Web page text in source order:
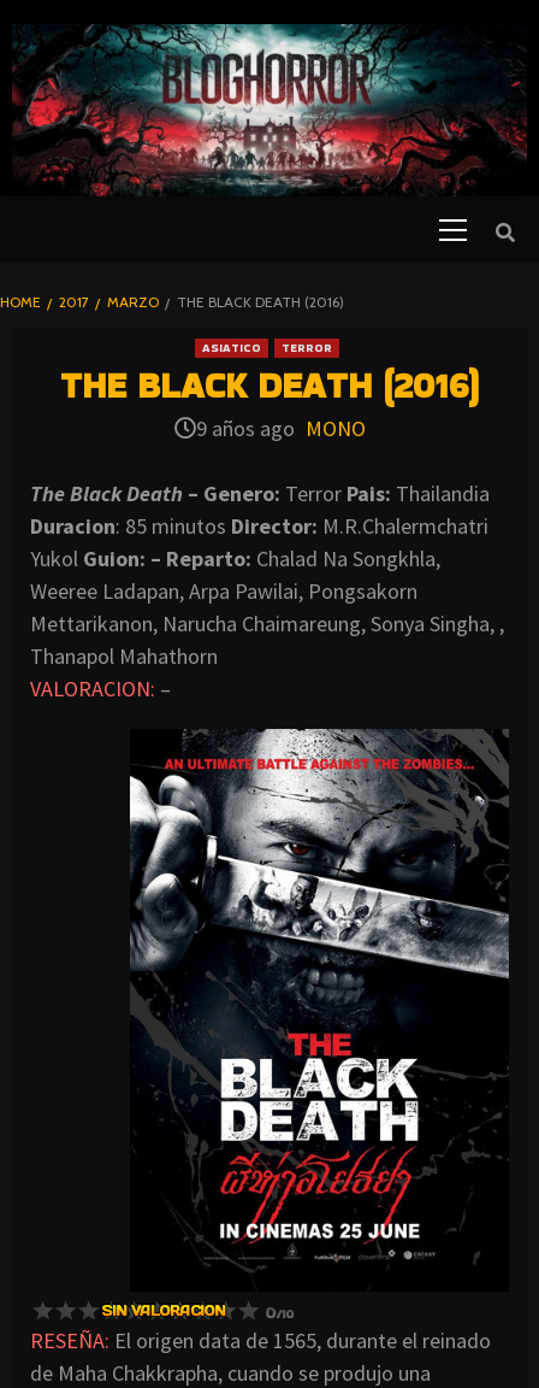
TO
CONTENT
BLOGHORROR
HOME 2017 MARZO THE BLACK DEATH (2016)
ASIATICO TERROR
THE BLACK DEATH (2016)
9 años ago MONO
The Black Death – Genero: Terror Pais: Thailandia
Duracion: 85 minutos Director: M.R.Chalermchatri
Yukol Guion: – Reparto: Chalad Na Songkhla,
Weeree Ladapan, Arpa Pawilai, Pongsakorn
Mettarikanon, Narucha Chaimareung, Sonya Singha, ,
Thanapol Mahathorn
VALORACION: –
RESEÑA: El origen data de 1565, durante el reinado
de Maha Chakkrapha, cuando se produjo una